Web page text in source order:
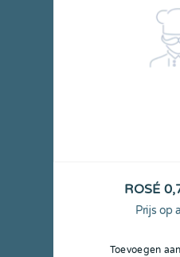
ROSÉ
Prijs op
Toevoegen